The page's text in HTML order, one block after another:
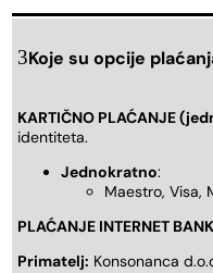
Koje su opcije
KARTIČNO PLAĆANJE
identiteta.
Jednokratno:
Maestro, Visa,
PLAĆANJE INTERNET
Primatelj: Konsonanca